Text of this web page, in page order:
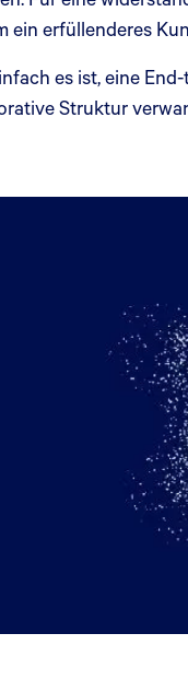
erfüllenderes
es ist, eine
Struktur